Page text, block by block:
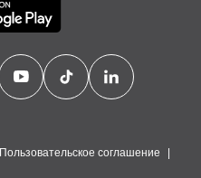
Пользовательское соглашение